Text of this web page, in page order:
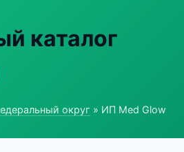
каталог
округ » ИП Med Glow